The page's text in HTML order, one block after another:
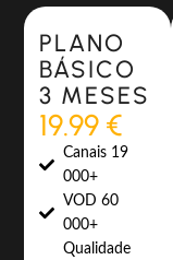
Most Popular
PLANO
BÁSICO
3 MESES
19.99 €
Canais 19
000+
VOD 60
000+
Qualidade